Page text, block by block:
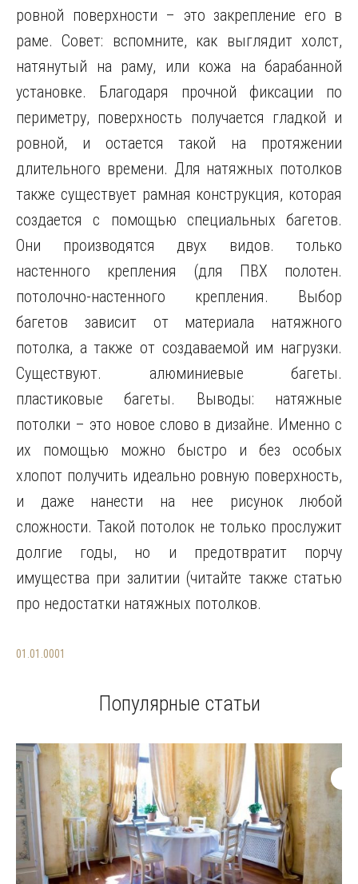
ровной поверхности – это закрепление его в
раме. Совет: вспомните, как выглядит холст,
натянутый на раму, или кожа на барабанной
установке. Благодаря прочной фиксации по
периметру, поверхность получается гладкой и
ровной, и остается такой на протяжении
длительного времени. Для натяжных потолков
также существует рамная конструкция, которая
создается с помощью специальных багетов.
Они производятся двух видов. только
настенного крепления (для ПВХ полотен.
потолочно-настенного крепления. Выбор
багетов зависит от материала натяжного
потолка, а также от создаваемой им нагрузки.
Существуют. алюминиевые багеты.
пластиковые багеты. Выводы: натяжные
потолки – это новое слово в дизайне. Именно с
их помощью можно быстро и без особых
хлопот получить идеально ровную поверхность,
и даже нанести на нее рисунок любой
сложности. Такой потолок не только прослужит
долгие годы, но и предотвратит порчу
имущества при залитии (читайте также статью
про недостатки натяжных потолков.
01.01.0001
Популярные статьи